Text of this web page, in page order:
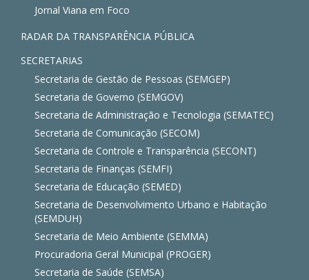
Jornal Viana em Foco
RADAR DA TRANSPARÊNCIA PÚBLICA
SECRETARIAS
Secretaria de Gestão de Pessoas (SEMGEP)
Secretaria de Governo (SEMGOV)
Secretaria de Administração e Tecnologia (SEMATEC)
Secretaria de Comunicação (SECOM)
Secretaria de Controle e Transparência (SECONT)
Secretaria de Finanças (SEMFI)
Secretaria de Educação (SEMED)
Secretaria de Desenvolvimento Urbano e Habitação
(SEMDUH)
Secretaria de Meio Ambiente (SEMMA)
Procuradoria Geral Municipal (PROGER)
Secretaria de Saúde (SEMSA)